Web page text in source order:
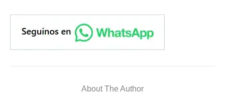
About The Author